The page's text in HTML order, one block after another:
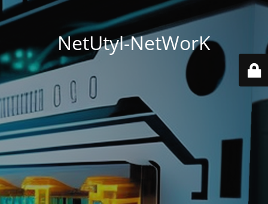
NetUtyl-NetWorK